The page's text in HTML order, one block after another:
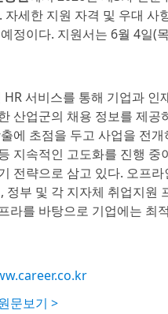
자세한 지원 자격 및 우대
정이다. 지원서는 6월 4일(
HR 서비스를 통해 기업과
산업군의 채용 정보를 제
에 초점을 두고 사업을 전
지속적인 고도화를 진행
전략으로 삼고 있다. 오프
정부 및 각 지자체 취업지원
라를 바탕으로 기업에는 최
문보기 >